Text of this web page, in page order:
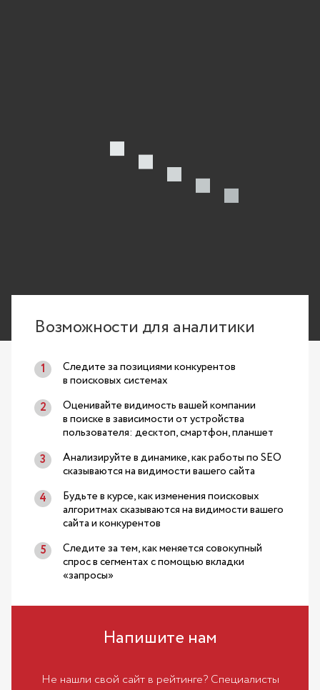
Возможности для аналитики
Следите за позициями конкурентов
в поисковых системах
Оценивайте видимость вашей компании
в поиске в зависимости от устройства
пользователя: десктоп, смартфон, планшет
Анализируйте в динамике, как работы по SEO
сказываются на видимости вашего сайта
Будьте в курсе, как изменения поисковых
алгоритмах сказываются на видимости вашего
сайта и конкурентов
Следите за тем, как меняется совокупный
спрос в сегментах с помощью вкладки
«запросы»
Напишите нам
Не нашли свой сайт в рейтинге? Специалисты